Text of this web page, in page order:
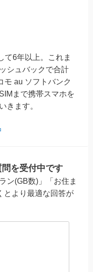
て6年以上。これま
シュバックで合計
モ au ソフトバンク
まで携帯スマホを
きます。
を受付中です
ン(GB数)」「お住ま
とより最適な回答が